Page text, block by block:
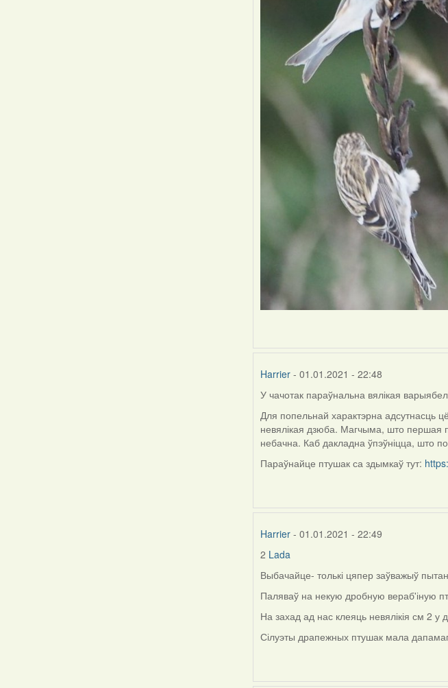
Harrier - 01.01.2021 - 22:48
In
reply
to
by
У чачотак параўнальна вялікая
Для попельнай характэрна адсутнасць
невялікая дзюба. Магчыма, што першая
небачна. Каб дакладна ўпэўніцца, што
Параўнайце птушак са здымкаў тут:
Harrier - 01.01.2021 - 22:49
In
reply
by
Lada
2 Lada
Выбачайце- толькі цяпер заўважыў
Паляваў на некую дробную вераб'іную
На захад ад нас клеяць невялікія см 2
Сілуэты драпежных птушак мала